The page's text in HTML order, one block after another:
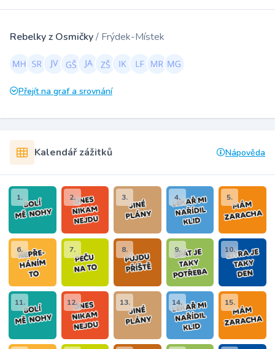
Rebelky z Osmičky/ Frýdek-Místek
Přejít na graf a srovnání
Kalendář zážitků Nápověda
1. 2. 3. 4. 5.
6. 7. 8. 9. 10.
11. 12. 13. 14. 15.